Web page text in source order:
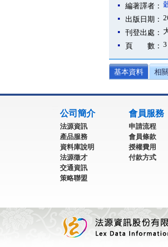
編著譯者：
出版日期：
刊登出處：
頁 數： 3
基本資料 相
公司簡介
法源資訊
產品服務
資料庫說明
法源徵才
交通資訊
策略聯盟
會員服務
申請流程
會員條款
授權費用
付款方式